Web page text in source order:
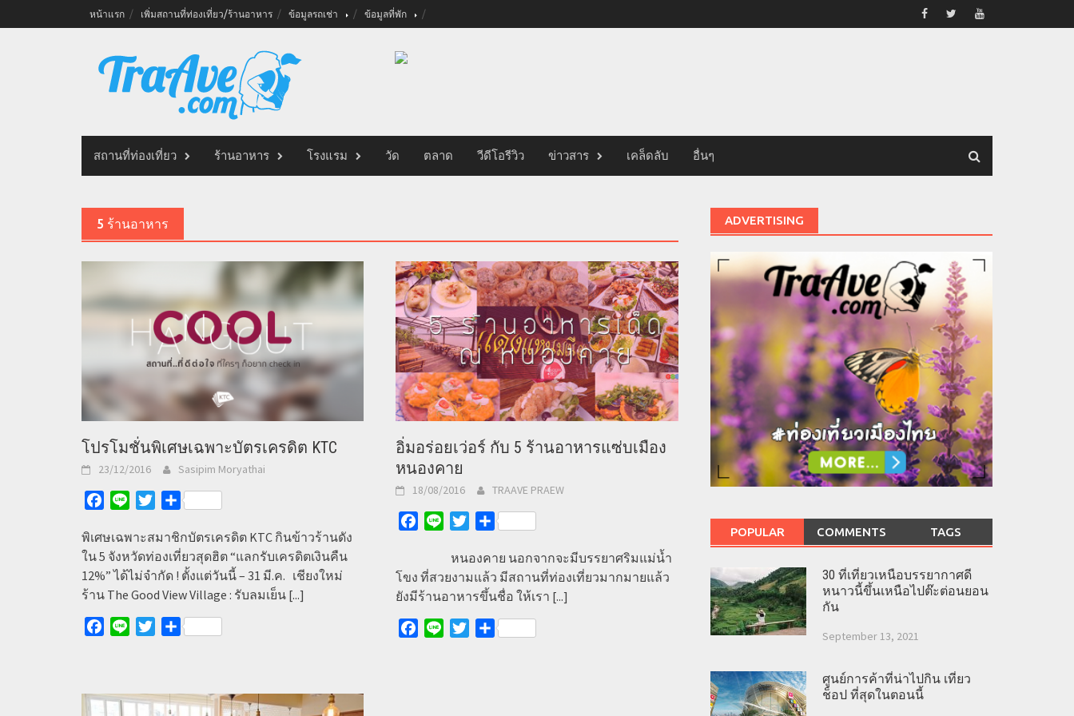
to
หน้าแรก เพิ่มสถานที่ท่องเที่ยว/ร้านอาหาร ข้อมูลรถเช่า ข้อมูลที่พัก
สถานที่ท่องเที่ยว ร้านอาหาร โรงแรม วัด ตลาด วีดีโอรีวิว ข่าวสาร เคล็ดลับ อื่นๆ
5 ร้านอาหาร
โปรโมชั่นพิเศษเฉพาะบัตรเครดิต KTC
23/12/2016 Sasipim Moryathai
Facebook
Line TwitterShare
พิเศษเฉพาะสมาชิกบัตรเครดิต KTC กินข้าวร้านดัง
ใน 5 จังหวัดท่องเที่ยวสุดฮิต “แลกรับเครดิตเงินคืน
12%” ได้ไม่จำกัด ! ตั้งแต่วันนี้ – 31 มี.ค. เชียงใหม่
ร้าน The Good View Village : รับลมเย็น [...]
Facebook
Line TwitterShare
อิ่มอร่อยเว่อร์ กับ 5 ร้านอาหารแซ่บเมือง
หนองคาย
18/08/2016 TRAAVE PRAEW
Facebook
Line TwitterShare
หนองคาย นอกจากจะมีบรรยาศริมแม่น้ำ
โขง ที่สวยงามแล้ว มีสถานที่ท่องเที่ยวมากมายแล้ว
ยังมีร้านอาหารขึ้นชื่อ ให้เรา [...]
Facebook
Line TwitterShare
ADVERTISING
POPULAR COMMENTS TAGS
30 ที่เที่ยวเหนือบรรยากาศดี
หนาวนี้ขึ้นเหนือไปต๊ะต่อนยอน
กัน
September 13, 2021
ศูนย์การค้าที่น่าไปกิน เที่ยว
ช็อป ที่สุดในตอนนี้